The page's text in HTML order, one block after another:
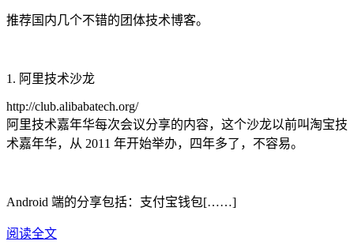
推荐国内几个不错的团体技术博客。
1. 阿里技术沙龙
http://club.alibabatech.org/
阿里技术嘉年华每次会议分享的内容，这个沙龙以前叫淘宝技
术嘉年华，从 2011 年开始举办，四年多了，不容易。
Android 端的分享包括：支付宝钱包[……]
阅读全文